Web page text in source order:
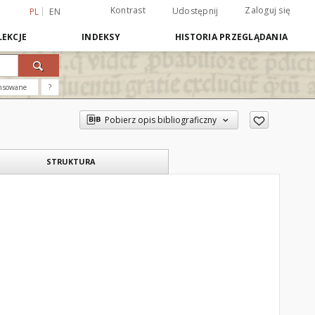
PL EN Kontrast Udostępnij Zaloguj się
INDEKSY HISTORIA PRZEGLĄDANIA
?
Pobierz opis bibliograficzny
STRUKTURA